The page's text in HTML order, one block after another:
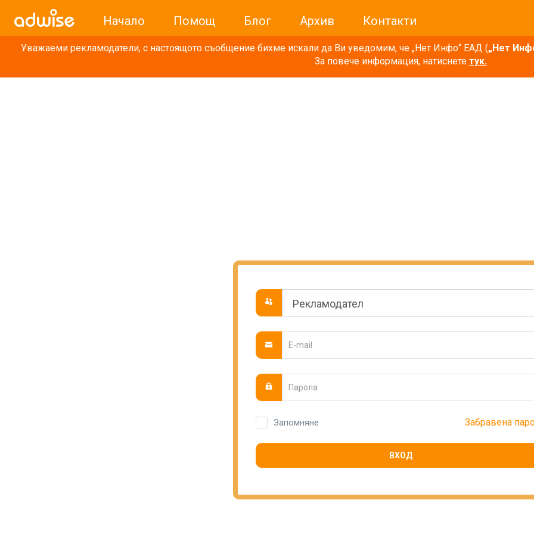
Начало Помощ Блог Архив Контакти
Уважаеми рекламодатели, с настоящото съобщение бихме искали да Ви уведомим, че „Нет Инфо“ ЕАД („Нет
За повече информация, натиснете тук.
Запомняне Забравена
ВХОД